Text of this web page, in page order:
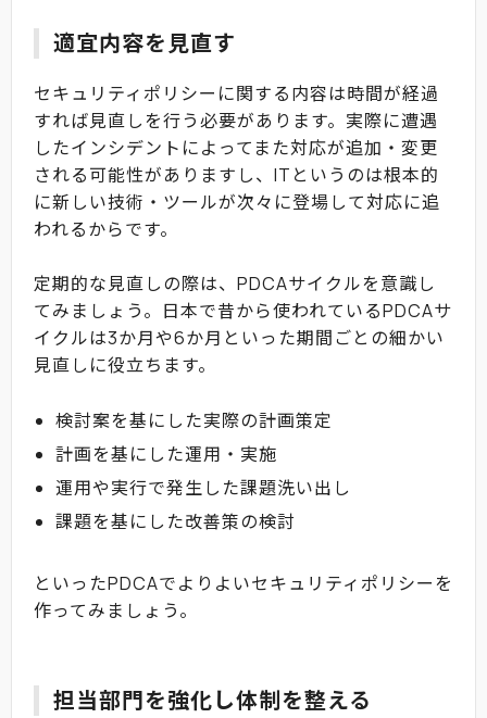
適宜内容を見直す
セキュリティポリシーに関する内容は時間が経過
すれば見直しを行う必要があります。実際に遭遇
したインシデントによってまた対応が追加・変更
される可能性がありますし、ITというのは根本的
に新しい技術・ツールが次々に登場して対応に追
われるからです。
定期的な見直しの際は、PDCAサイクルを意識し
てみましょう。日本で昔から使われているPDCAサ
イクルは3か月や6か月といった期間ごとの細かい
見直しに役立ちます。
検討案を基にした実際の計画策定
計画を基にした運用・実施
運用や実行で発生した課題洗い出し
課題を基にした改善策の検討
といったPDCAでよりよいセキュリティポリシーを
作ってみましょう。
担当部門を強化し体制を整える